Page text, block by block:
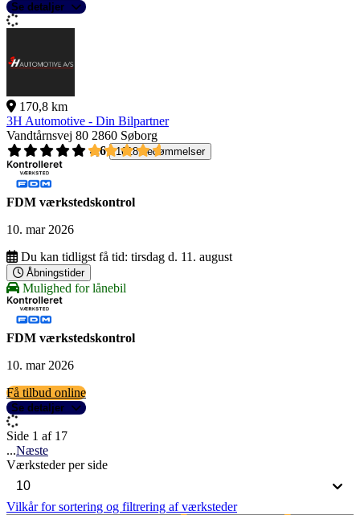
Se detaljer
170,8 km
3H Automotive - Din Bilpartner
Vandtårnsvej 80 2860 Søborg
4,6
1618 bedømmelser
FDM værkstedskontrol
10. mar 2026
Du kan tidligst få tid: tirsdag d. 11. august
Åbningstider
Mulighed for lånebil
FDM værkstedskontrol
10. mar 2026
Få tilbud online
Se detaljer
Side 1 af 17
...Næste
Værksteder per side
Vilkår for sortering og filtrering af værksteder